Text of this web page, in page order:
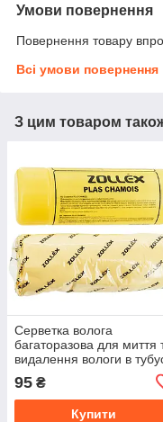
Умови повернення
Повернення товару
Всі умови повернення
З цим товаром
Серветка волога
багаторазова для миття
видалення вологи в
ZTF-009
95 ₴
Купити